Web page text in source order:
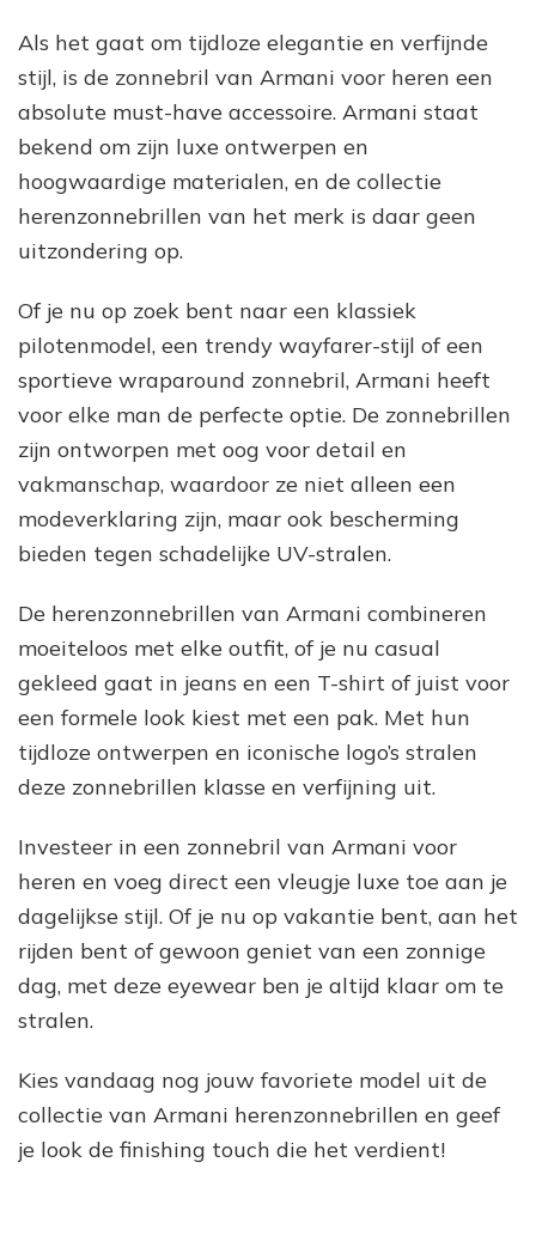
Als het gaat om tijdloze elegantie en verfijnde
stijl, is de zonnebril van Armani voor heren een
absolute must-have accessoire. Armani staat
bekend om zijn luxe ontwerpen en
hoogwaardige materialen, en de collectie
herenzonnebrillen van het merk is daar geen
uitzondering op.
Of je nu op zoek bent naar een klassiek
pilotenmodel, een trendy wayfarer-stijl of een
sportieve wraparound zonnebril, Armani heeft
voor elke man de perfecte optie. De zonnebrillen
zijn ontworpen met oog voor detail en
vakmanschap, waardoor ze niet alleen een
modeverklaring zijn, maar ook bescherming
bieden tegen schadelijke UV-stralen.
De herenzonnebrillen van Armani combineren
moeiteloos met elke outfit, of je nu casual
gekleed gaat in jeans en een T-shirt of juist voor
een formele look kiest met een pak. Met hun
tijdloze ontwerpen en iconische logo’s stralen
deze zonnebrillen klasse en verfijning uit.
Investeer in een zonnebril van Armani voor
heren en voeg direct een vleugje luxe toe aan je
dagelijkse stijl. Of je nu op vakantie bent, aan het
rijden bent of gewoon geniet van een zonnige
dag, met deze eyewear ben je altijd klaar om te
stralen.
Kies vandaag nog jouw favoriete model uit de
collectie van Armani herenzonnebrillen en geef
je look de finishing touch die het verdient!